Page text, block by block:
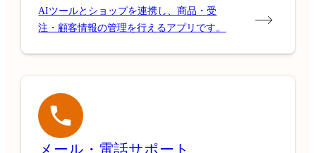
AIツールとショップを連携し、商品・受
注・顧客情報の管理を行えるアプリです。